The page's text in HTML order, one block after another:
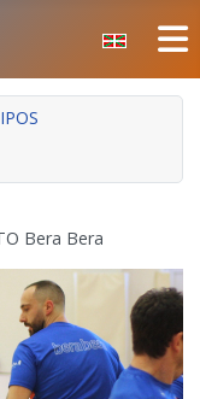
Bera Bera